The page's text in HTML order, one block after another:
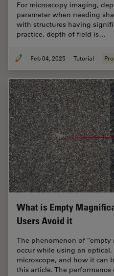
For microscopy imaging,
parameter when needing
with structures having
practice, depth of field is…
Feb 04, 2025 Tutorial
What is Empty
Users Avoid it
The phenomenon of “empty
occur while using an
microscope, and how it can
this article. The